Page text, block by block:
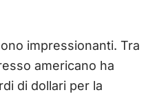
impressionanti. Tra
americano ha
di dollari per la